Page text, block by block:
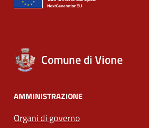
Comune di Vione
AMMINISTRAZIONE
Organi di governo